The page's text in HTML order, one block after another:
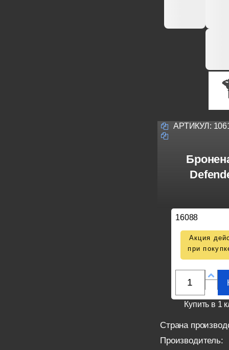
АРТИКУЛ:
16088
Акция
при
Купить в 1
Страна
Производитель: